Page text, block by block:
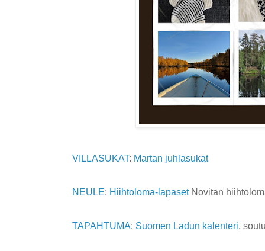
VILLASUKAT: Martan juhlasukat
NEULE: Hiihtoloma-lapasetNovitan
TAPAHTUMA: Suomen Ladun kalenteri,